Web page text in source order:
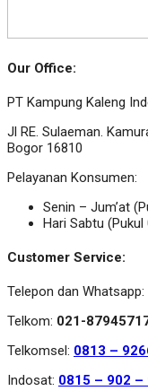
Our Office:
PT Kampung Kaleng
Jl RE. Sulaeman.
Bogor 16810
Pelayanan Konsumen:
Senin – Jum’at
Hari Sabtu (Pukul
Customer Service:
Telepon dan Whatsapp:
Telkom: 021-
Telkomsel: 0813 –
Indosat: 0815 – 902 –